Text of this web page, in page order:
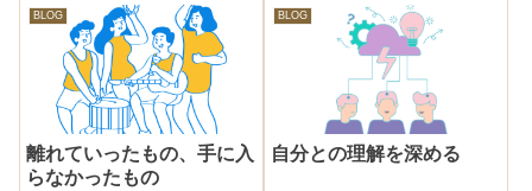
BLOG
離れていったもの、手に入
らなかったもの
BLOG
自分との理解を深める